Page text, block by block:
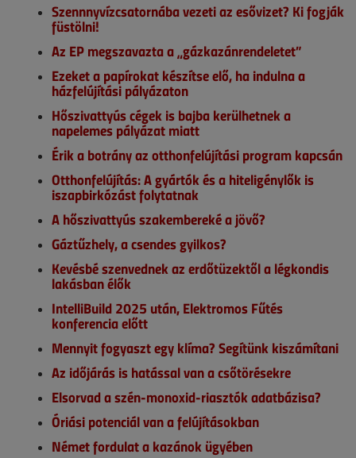
Szennnyvízcsatornába vezeti az esővizet? Ki fogják
füstölni!
Az EP megszavazta a „gázkazánrendeletet”
Ezeket a papírokat készítse elő, ha indulna a
házfelújítási pályázaton
Hőszivattyús cégek is bajba kerülhetnek a
napelemes pályázat miatt
Érik a botrány az otthonfelújítási program kapcsán
Otthonfelújítás: A gyártók és a hiteligénylők is
iszapbirkózást folytatnak
A hőszivattyús szakembereké a jövő?
Gáztűzhely, a csendes gyilkos?
Kevésbé szenvednek az erdőtüzektől a légkondis
lakásban élők
IntelliBuild 2025 után, Elektromos Fűtés
konferencia előtt
Mennyit fogyaszt egy klíma? Segítünk kiszámítani
Az időjárás is hatással van a csőtörésekre
Elsorvad a szén-monoxid-riasztók adatbázisa?
Óriási potenciál van a felújításokban
Német fordulat a kazánok ügyében